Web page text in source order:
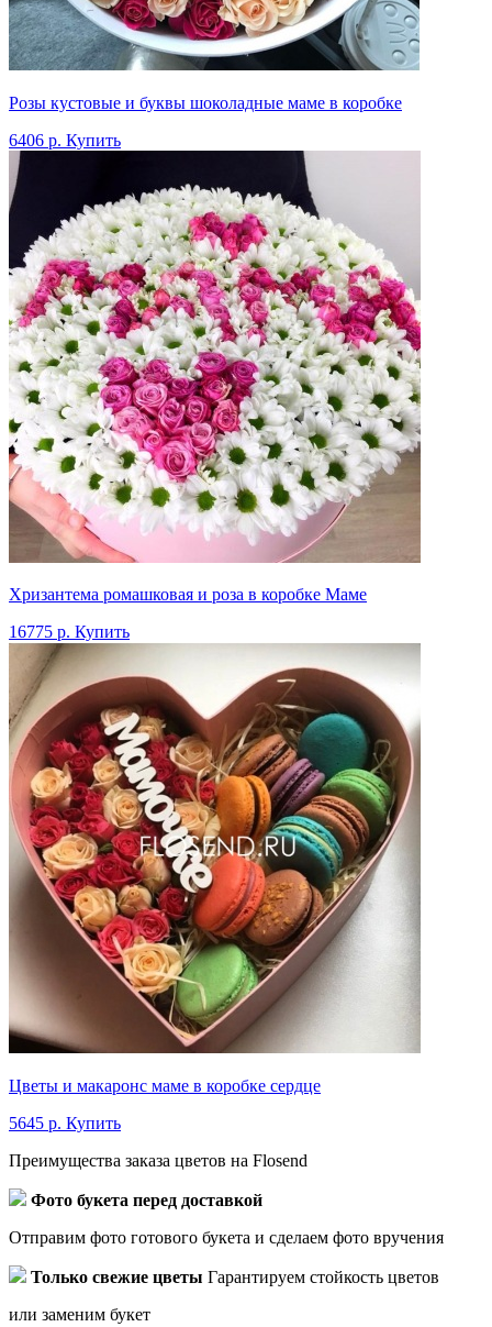
Розы кустовые и буквы шоколадные маме в коробке
6406 р. Купить
Хризантема ромашковая и роза в коробке Маме
16775 р. Купить
Цветы и макаронс маме в коробке сердце
5645 р. Купить
Преимущества заказа цветов на Flosend
Фото букета перед доставкой
Отправим фото готового букета и сделаем фото вручения
Только свежие цветы Гарантируем стойкость цветов
или заменим букет